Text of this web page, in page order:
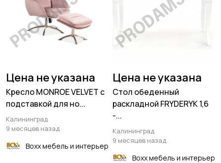
Цена не указана
Кресло MONROE VELVET с
подставкой для но...
Калининград
9 месяцев назад
Boxx мебель и интерьер
Цена не указана
Стол обеденный
раскладной FRYDERYK 1,6
-...
Калининград
9 месяцев назад
Boxx мебель и интерьер